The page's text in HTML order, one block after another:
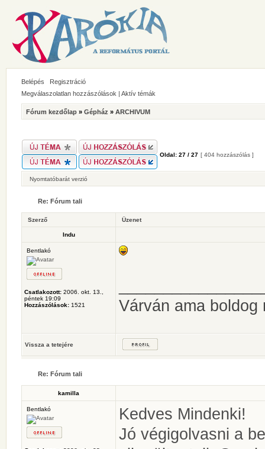
Belépés
Regisztráció
Megválaszolatlan hozzászólások | Aktív témák
Fórum kezdőlap » Gépház » ARCHIVUM
Oldal: 27 / 27 [ 404 hozzászólás ]
Nyomtatóbarát verzió
Re: Fórum tali
Szerző Üzenet
Indu
Bentlakó
Csatlakozott: 2006. okt. 13.,
péntek 19:09
Hozzászólások: 1521
Várván ama boldog
Vissza a tetejére
Re: Fórum tali
kamilla
Bentlakó
Kedves Mindenki!
Jó végigolvasni a